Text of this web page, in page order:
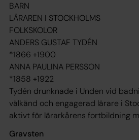
BARN
LÄRAREN I STOCKHOLMS
FOLKSKOLOR
ANDERS GUSTAF TYDÉN
*1866 +1900
ANNA PAULINA PERSSON
*1858 +1922
Tydén drunknade i Unden vid
välkänd och engagerad lärare i
aktivt för lärarkårens fortbildning
Gravsten